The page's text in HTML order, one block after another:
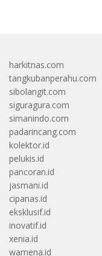
harkitnas.com
tangkubanperahu.com
sibolangit.com
siguragura.com
simanindo.com
padarincang.com
kolektor.id
pelukis.id
pancoran.id
jasmani.id
cipanas.id
eksklusif.id
inovatif.id
xenia.id
wamena.id